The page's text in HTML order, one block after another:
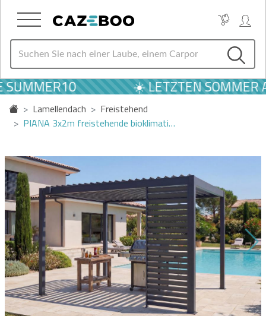
☀️ LETZTEN SOMMER
Lamellendach
Freistehend
PIANA 3x2m freistehende bioklimati…